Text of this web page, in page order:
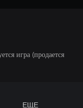
игра (продается
ЕЩЕ